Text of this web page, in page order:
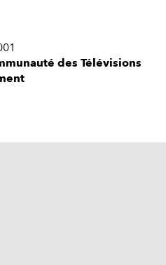
des Télévisions